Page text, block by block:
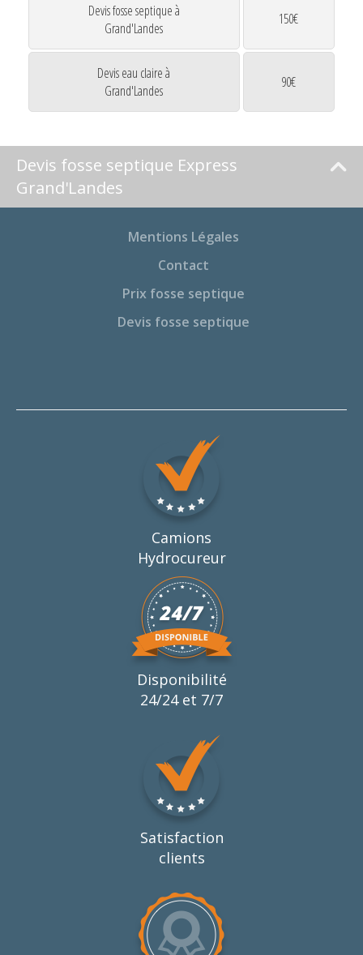
Devis fosse septique à
Grand'Landes
150€
Devis eau claire à
Grand'Landes
90€
Devis fosse septique Express
Grand'Landes
Mentions Légales
Contact
Prix fosse septique
Devis fosse septique
Camions
Hydrocureur
Disponibilité
24/24 et 7/7
Satisfaction
clients